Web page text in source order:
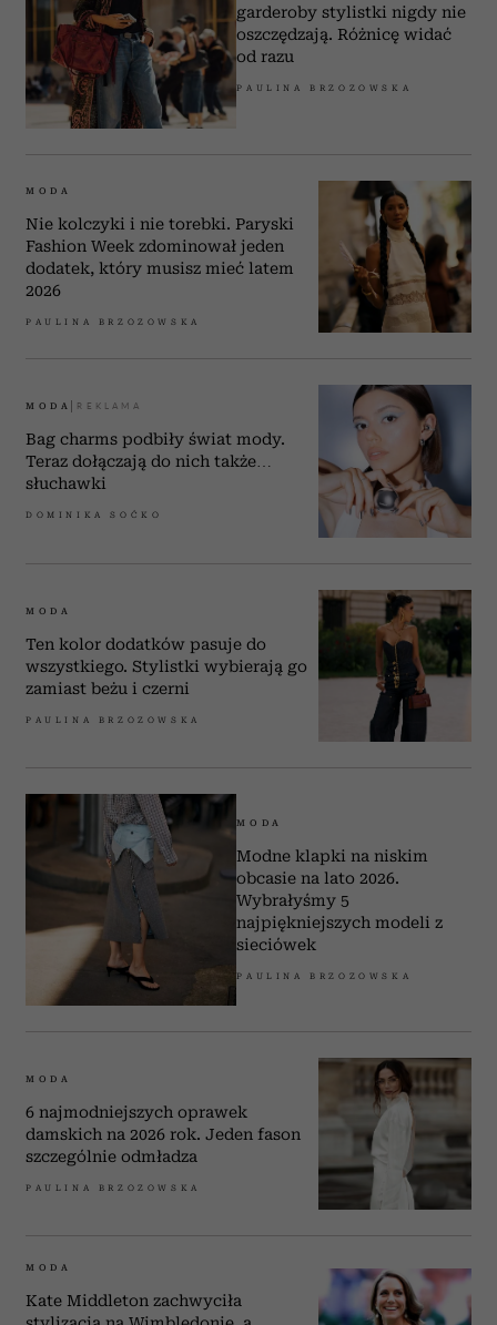
garderoby stylistki nigdy nie
oszczędzają. Różnicę widać
od razu
PAULINA BRZOZOWSKA
MODA
Nie kolczyki i nie torebki. Paryski
Fashion Week zdominował jeden
dodatek, który musisz mieć latem
2026
PAULINA BRZOZOWSKA
MODA
Bag charms podbiły świat mody.
Teraz dołączają do nich także…
słuchawki
DOMINIKA SOĆKO
MODA
Ten kolor dodatków pasuje do
wszystkiego. Stylistki wybierają go
zamiast beżu i czerni
PAULINA BRZOZOWSKA
MODA
Modne klapki na niskim
obcasie na lato 2026.
Wybrałyśmy 5
najpiękniejszych modeli z
sieciówek
PAULINA BRZOZOWSKA
MODA
6 najmodniejszych oprawek
damskich na 2026 rok. Jeden fason
szczególnie odmładza
PAULINA BRZOZOWSKA
MODA
Kate Middleton zachwyciła